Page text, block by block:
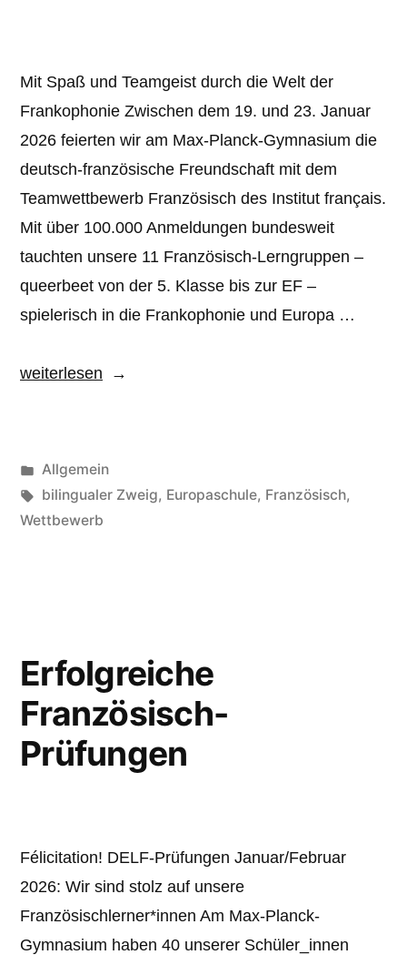
Mit Spaß und Teamgeist durch die Welt der
Frankophonie Zwischen dem 19. und 23. Januar
2026 feierten wir am Max-Planck-Gymnasium die
deutsch-französische Freundschaft mit dem
Teamwettbewerb Französisch des Institut français.
Mit über 100.000 Anmeldungen bundesweit
tauchten unsere 11 Französisch-Lerngruppen –
queerbeet von der 5. Klasse bis zur EF –
spielerisch in die Frankophonie und Europa …
„Teamwettbewerb
weiterlesen
Veröffentlicht
unter
Allgemein
Schlagwörter:
bilingualer Zweig, Europaschule, Französisch,
Wettbewerb
Erfolgreiche
Französisch-
Prüfungen
Félicitation! DELF-Prüfungen Januar/Februar
2026: Wir sind stolz auf unsere
Französischlerner*innen Am Max-Planck-
Gymnasium haben 40 unserer Schüler_innen